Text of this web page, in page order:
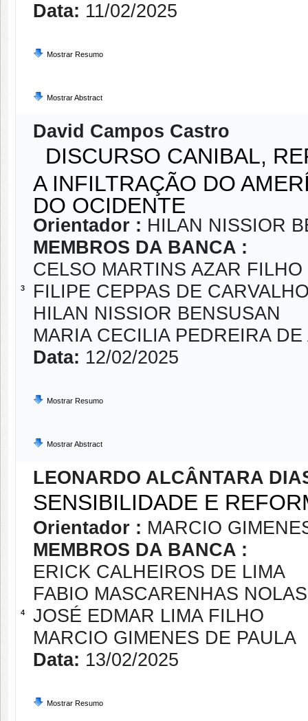
Data: 11/02/2025
Mostrar Resumo
Mostrar Abstract
3
David Campos Castro
DISCURSO CANIBAL,
A INFILTRAÇÃO DO
DO OCIDENTE
Orientador : HILAN NISSIOR
MEMBROS DA BANCA :
CELSO MARTINS AZAR FILHO
FILIPE CEPPAS DE
HILAN NISSIOR BENSUSAN
MARIA CECILIA PEDREIRA DE
Data: 12/02/2025
Mostrar Resumo
Mostrar Abstract
4
LEONARDO ALCÂNTARA
SENSIBILIDADE E
Orientador : MARCIO
MEMBROS DA BANCA :
ERICK CALHEIROS DE LIMA
FABIO MASCARENHAS
JOSÉ EDMAR LIMA FILHO
MARCIO GIMENES DE PAULA
Data: 13/02/2025
Mostrar Resumo